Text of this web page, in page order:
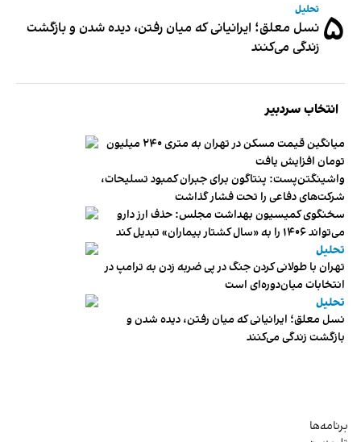
۵ تحلیل
نسل معلق؛ ایرانیانی که میان رفتن، دیده شدن و بازگشت
زندگی می‌کنند
انتخاب سردبیر
میانگین قیمت مسکن در تهران به متری ۲۴۰ میلیون
تومان افزایش یافت
واشینگتن‌پست: پنتاگون برای جبران کمبود تسلیحات،
شرکت‌های دفاعی را تحت فشار گذاشت
سخنگوی کمیسیون بهداشت مجلس: حذف ارز دارو
می‌تواند ۱۴۰۶ را به «سال کشتار بیماران» تبدیل کند
تحلیل
تهران با طولانی کردن جنگ در پی ضربه زدن به ترامپ در
انتخابات میان‌دوره‌ای است
تحلیل
نسل معلق؛ ایرانیانی که میان رفتن، دیده شدن و
بازگشت زندگی می‌کنند
برنامه‌ها